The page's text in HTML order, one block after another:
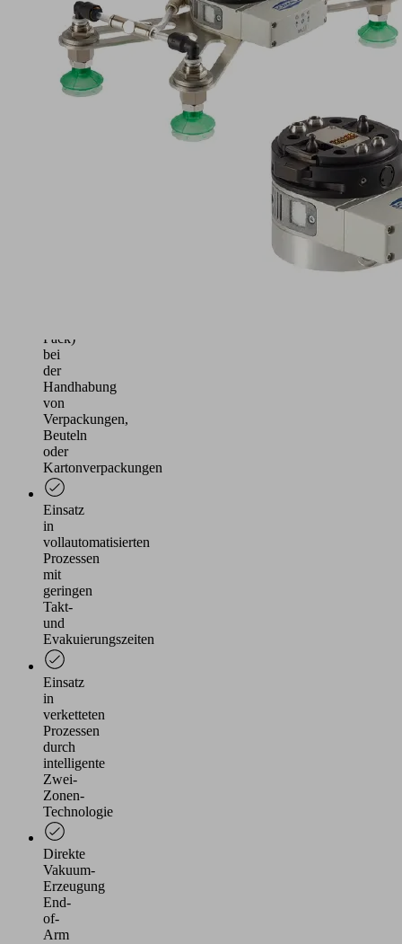
Handhabung
von
porösen
biegeschlaffen
Werkstücken
Pack)
bei
der
Handhabung
von
Verpackungen,
Beuteln
oder
Kartonverpackungen
Einsatz
in
vollautomatisierten
Prozessen
mit
geringen
Takt-
und
Evakuierungszeiten
Einsatz
in
verketteten
Prozessen
durch
intelligente
Zwei-
Zonen-
Technologie
Direkte
Vakuum-
Erzeugung
End-
of-
Arm